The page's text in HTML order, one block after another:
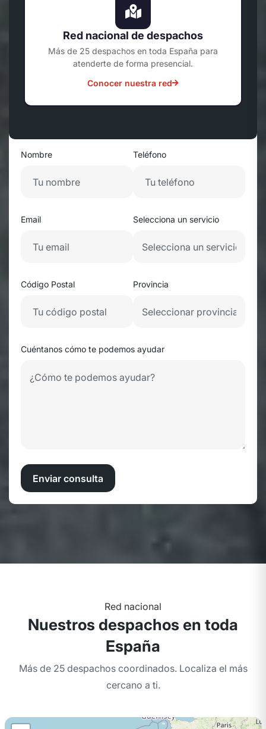
Red nacional de despachos
Más de 25 despachos en toda España para
atenderte de forma presencial.
Conocer nuestra red
Nombre Teléfono
Email Selecciona un servicio
Código Postal Provincia
Cuéntanos cómo te podemos ayudar
Enviar consulta
Red nacional
Nuestros despachos en toda
España
Más de 25 despachos coordinados. Localiza el más
cercano a ti.